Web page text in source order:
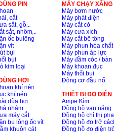
PIN
cắt
sắt, gỗ,..
sắt, nhôm,..
ốc bulông
vít
bụi
bụi
kim loại
HƠI
khí nén
khí nén
dũa hơi
nhám
máy cắt
bu lông ốc vít
khuôn cát
MÁY CHẠY
Máy bơm nước
Máy phát điện
Máy cắt cỏ
Máy cưa xích
Máy cắt bê tông
Máy phun hóa chất
Máy phun áp lực
Máy đầm cóc / bàn
Máy khoan đục
Máy thổi bụi
Động cơ đầu nổ
THIÊT BỊ ĐO ĐIỆN
Ampe Kìm
Đồng hồ vạn năng
Đồng hồ chỉ thị pha
Đồng hồ đo trở
Đồng hồ đo điện